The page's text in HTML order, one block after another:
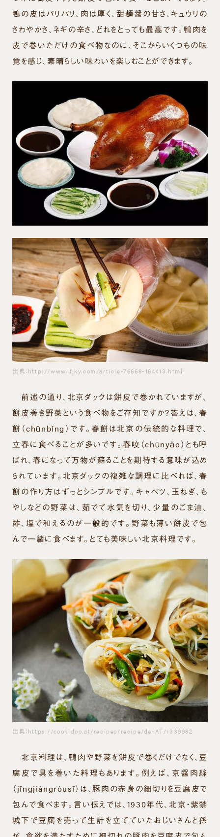
鴨の皮はパリパリ、肉は厚く、甜麺醤の甘さ、キュウリの
さわやかさ、ネギの辛さ、どれをとっても最高です。鴨肉を
皮で巻いただけの食べ物なのに、そこからいくつもの味
覚を感じ、素晴らしい味わいを楽しむことができます。
出典：http://www.lfjky.com/article-76669-164413.html
前述の通り、北京ダックは餅皮で巻かれていますが、
餅皮巻き野菜という食べ物をご存知ですか？答えは、春
餅（chūnbǐng ）です。春餅は北京の伝統的な料理で、
立春に食べることが多いです。春咬（chūnyǎo）とも呼
ばれ、春になって万物が蘇ることを期待する意味が込め
られています。北京ダックの複雑な調理に比べれば、春
餅の作り方はずっとシンプルです。キャベツ、玉ねぎ、も
やしなどの野菜は、茹でて水気を切り、少量のごま油、
酢、塩で和えるのが一般的です。野菜も薄い餅皮で包
んで一緒に食べます。とても美味しい北京料理です。
出典：https://cookidoo.at/recipes/recipe/de-AT/r339982
北京料理は、鴨肉や野菜を餅皮で巻くだけでなく、豆
腐皮で具を巻いた料理もあります。例えば、京醤肉絲
（jīngjiàngròusī）は、豚肉の赤身の細切りを豆腐皮で
包んで食べます。言い伝えでは、1930年代、北京・紫禁
城下で豆腐を売って生計を立てていたおじいさんと孫